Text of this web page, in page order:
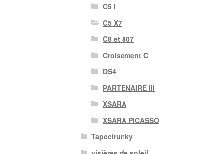
C5 I
C5 X7
C8 et 807
Croisement C
DS4
PARTENAIRE III
XSARA
XSARA PICASSO
Tapecírunky